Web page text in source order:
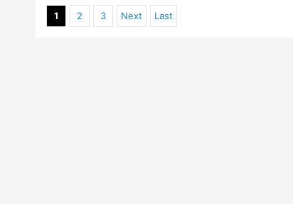
1 2 3 Next Last